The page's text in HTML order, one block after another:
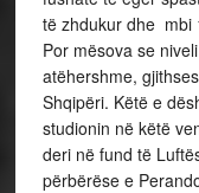
të zhdukur dhe mbi
Por mësova se
atëhershme,
Shqipëri. Këtë e
studionin në këtë
deri në fund të
përbërëse e